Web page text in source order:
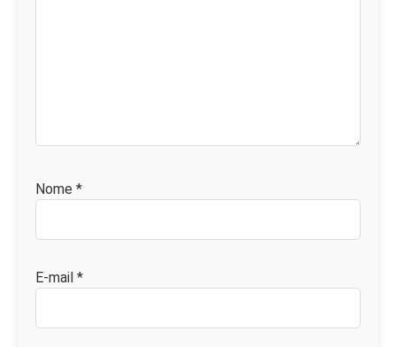
Nome *
E-mail *